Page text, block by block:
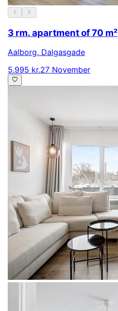
3 rm. apartment of 70 m²
Aalborg, Dalgasgade
5.995 kr.27 November